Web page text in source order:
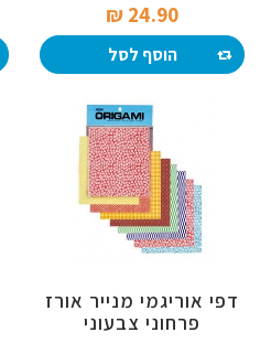
24.90 ₪‎
הוסף לסל
דפי אוריגמי מנייר אורז
פרחוני צבעוני